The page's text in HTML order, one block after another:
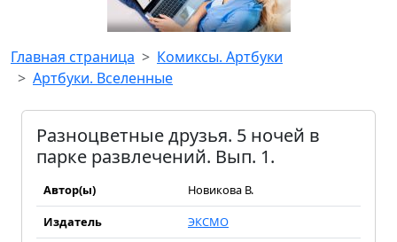
Главная страница
Комиксы. Артбуки
Артбуки. Вселенные
Разноцветные друзья. 5 ночей в
парке развлечений. Вып. 1.
Автор(ы)
Новикова В.
Издатель
ЭКСМО